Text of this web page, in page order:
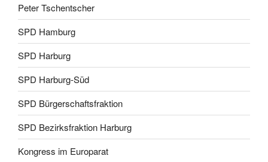
Peter Tschentscher
SPD Hamburg
SPD Harburg
SPD Harburg-Süd
SPD Bürgerschaftsfraktion
SPD Bezirksfraktion Harburg
Kongress im Europarat